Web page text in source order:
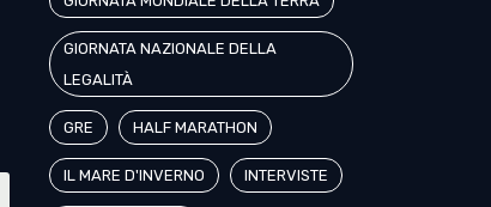
GIORNATA NAZIONALE DELLA
LEGALITÀ
GRE HALF MARATHON
IL MARE D'INVERNO INTERVISTE